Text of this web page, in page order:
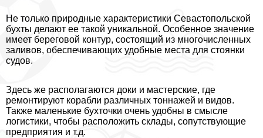
Не только природные хаpaктеристики Севастопольской
бухты делают ее такой уникальной. Особенное значение
имеет береговой контур, состоящий из многочисленных
заливов, обеспечивающих удобные места для стоянки
судов.
Здесь же располагаются доки и мастерские, где
ремонтируют корабли различных тоннажей и видов.
Также маленькие бухточки очень удобны в смысле
логистики, чтобы расположить склады, сопутствующие
предприятия и т.д.